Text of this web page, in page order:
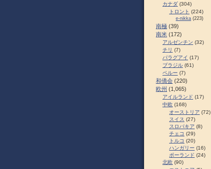
カナダ (304)
トロント (224)
e-nikka (223)
南極 (39)
南米 (172)
アルゼンチン (32)
チリ (7)
パラグアイ (17)
ブラジル (61)
ペルー (7)
和僑会 (220)
欧州 (1,065)
アイルランド (17)
中欧 (168)
オーストリア (72)
スイス (27)
スロパキア (8)
チェコ (29)
トルコ (20)
ハンガリー (16)
ポーランド (24)
北欧 (90)